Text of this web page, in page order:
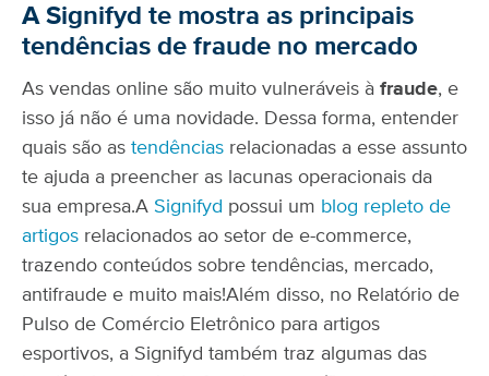
A Signifyd te mostra as principais
tendências de fraude no mercado
As vendas online são muito vulneráveis à fraude, e
isso já não é uma novidade. Dessa forma, entender
quais são as tendências relacionadas a esse assunto
te ajuda a preencher as lacunas operacionais da
sua empresa.A Signifyd possui um blog repleto de
artigos relacionados ao setor de e-commerce,
trazendo conteúdos sobre tendências, mercado,
antifraude e muito mais!Além disso, no Relatório de
Pulso de Comércio Eletrônico para artigos
esportivos, a Signifyd também traz algumas das